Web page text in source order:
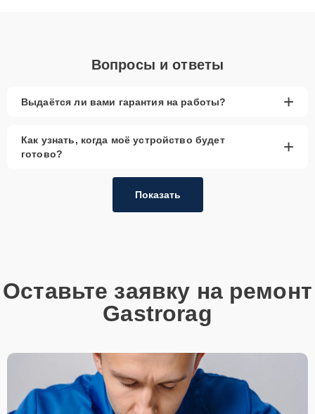
Вопросы и ответы
Выдаётся ли вами гарантия на работы? +
Как узнать, когда моё устройство будет
готово?
+
Показать
Оставьте заявку на ремонт
Gastrorag